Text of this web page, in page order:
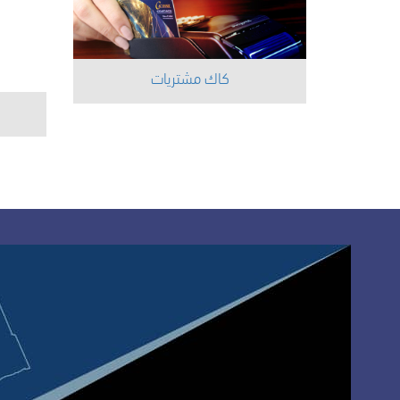
كاك مشتريات